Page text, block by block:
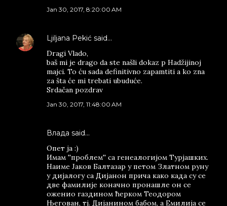
Jan 30, 2017, 8:20:00 AM
Ljiljana Pekić said…
Dragi Vlado,
baš mi je drago da ste našli dokaz p Hadžijinoj
majci. To ću sada definitivno zapamtiti a ko zna
za šta će mi trebati ubuduće.
Srdačan pozdrav
Jan 30, 2017, 11:48:00 AM
Влада said…
Опет ја :)
Имам ''проблем'' са генеалогијом Турјашких.
Наиме Јаков Балтазар у петом Златном руну
у дијалогу са Дијанон прича како када су се
две фамилије коначно пронашле он се
оженио газдином ћерком Теодором
Његован, тј. Дијанином бабом, а Емилија се